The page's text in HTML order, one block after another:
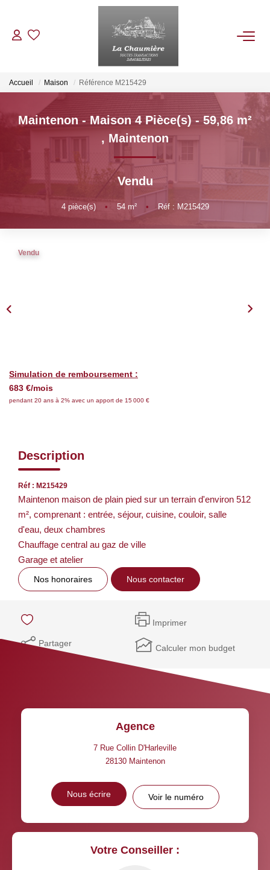
ACHETER
LOUER
NOS BIENS VENDUS
NOTRE AGENCE
Accueil Maison Référence M215429
Maintenon - Maison 4 Pièce(s) - 59,86 m²
, Maintenon
Vendu
4pièce(s) • 54m² • Réf : M215429
Vendu
Simulation de remboursement :
683 €/mois
pendant 20 ans à 2% avec un apport de 15 000 €
Description
Réf : M215429
Maintenon maison de plain pied sur un terrain d'environ 512
m², comprenant : entrée, séjour, cuisine, couloir, salle
d'eau, deux chambres
Chauffage central au gaz de ville
Garage et atelier
Nos honoraires Nous contacter
Imprimer
Partager Calculer mon budget
Agence
7 Rue Collin D'Harleville
28130 Maintenon
Nous écrire Voir le numéro
Votre Conseiller :